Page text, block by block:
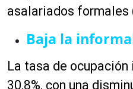
asalariados formales
Baja la
La tasa de
30,8%, con una